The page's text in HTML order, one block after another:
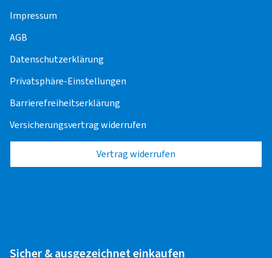
Offroad/SUV
Alufelge 15" - 18"
Stahlfelge 15" - 18"
Zuletzt aktualisiert am 09.12.2025
Impressum
AGB
Datenschutzerklärung
Privatsphäre-Einstellungen
Barrierefreiheitserklärung
Versicherungsvertrag widerrufen
Vertrag widerrufen
Sicher & ausgezeichnet einkaufen